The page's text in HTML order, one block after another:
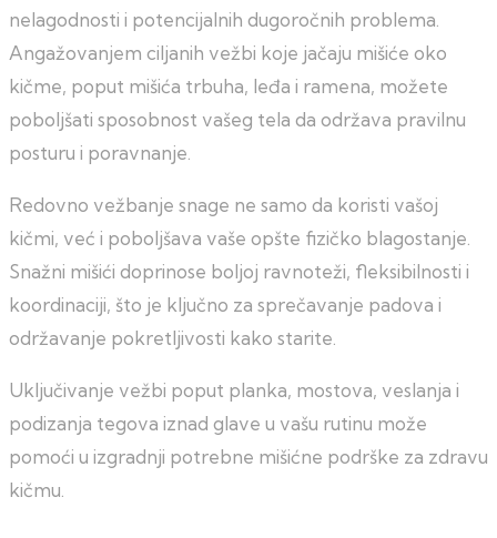
nelagodnosti i potencijalnih dugoročnih problema.
Angažovanjem ciljanih vežbi koje jačaju mišiće oko
kičme, poput mišića trbuha, leđa i ramena, možete
poboljšati sposobnost vašeg tela da održava pravilnu
posturu i poravnanje.
Redovno vežbanje snage ne samo da koristi vašoj
kičmi, već i poboljšava vaše opšte fizičko blagostanje.
Snažni mišići doprinose boljoj ravnoteži, fleksibilnosti i
koordinaciji, što je ključno za sprečavanje padova i
održavanje pokretljivosti kako starite.
Uključivanje vežbi poput planka, mostova, veslanja i
podizanja tegova iznad glave u vašu rutinu može
pomoći u izgradnji potrebne mišićne podrške za zdravu
kičmu.